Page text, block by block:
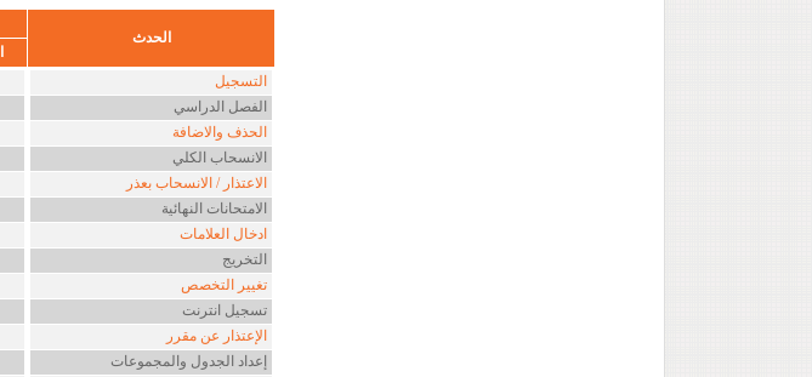
الحدث
التسجيل
الفصل الدراسي
الحذف والاضافة
الانسحاب الكلي
الاعتذار / الانسحاب بعذر
الامتحانات النهائية
ادخال العلامات
التخريج
تغيير التخصص
تسجيل انترنت
الإعتذار عن مقرر
إعداد الجدول والمجموعات